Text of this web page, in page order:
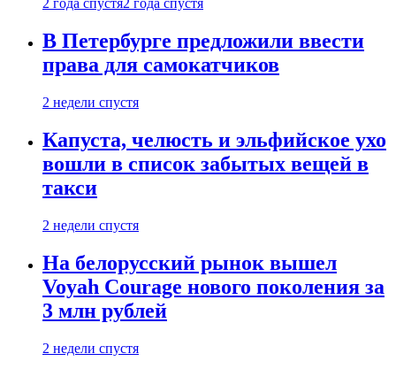
2 года спустя2 года спустя
В Петербурге предложили ввести
права для самокатчиков
2 недели спустя
Капуста, челюсть и эльфийское ухо
вошли в список забытых вещей в
такси
2 недели спустя
На белорусский рынок вышел
Voyah Courage нового поколения за
3 млн рублей
2 недели спустя